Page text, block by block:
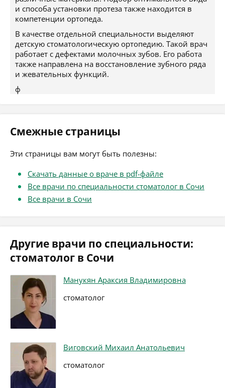
и способа установки протеза также находится в
компетенции ортопеда.
В качестве отдельной специальности выделяют
детскую стоматологическую ортопедию. Такой врач
работает с дефектами молочных зубов. Его работа
также направлена на восстановление зубного ряда
и жевательных функций.
ф
Смежные страницы
Эти страницы вам могут быть полезны:
Скачать данные о враче в pdf-файле
Все врачи по специальности стоматолог в Сочи
Все врачи в Сочи
Другие врачи по специальности:
стоматолог в Сочи
Манукян Араксия Владимировна
стоматолог
Виговский Михаил Анатольевич
стоматолог